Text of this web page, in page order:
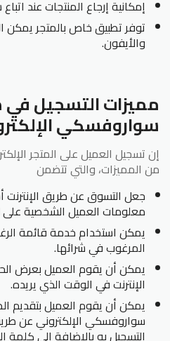
إمكانية إرجاع المنتجات عند
توفر تطبيق خاص بالمتجر يمكن
والأيفون.
مميزات التسجيل في
سواروفسكي
إن تسجيل العميل على المتجر
من المميزات، والتي تتضمن
جعل التسوق عن طريق
معلومات العميل الشخصية على
يمكن استخدام خدمة قائمة
المرغوب في شرائها.
يمكن أن يقوم العميل بعرض
الإنترنت في الوقت الذي يريده.
يمكن أن يقوم العميل بتقديم
سواروفسكي الإلكتروني عن
التسجيل به بالإضافة إلى كلمة